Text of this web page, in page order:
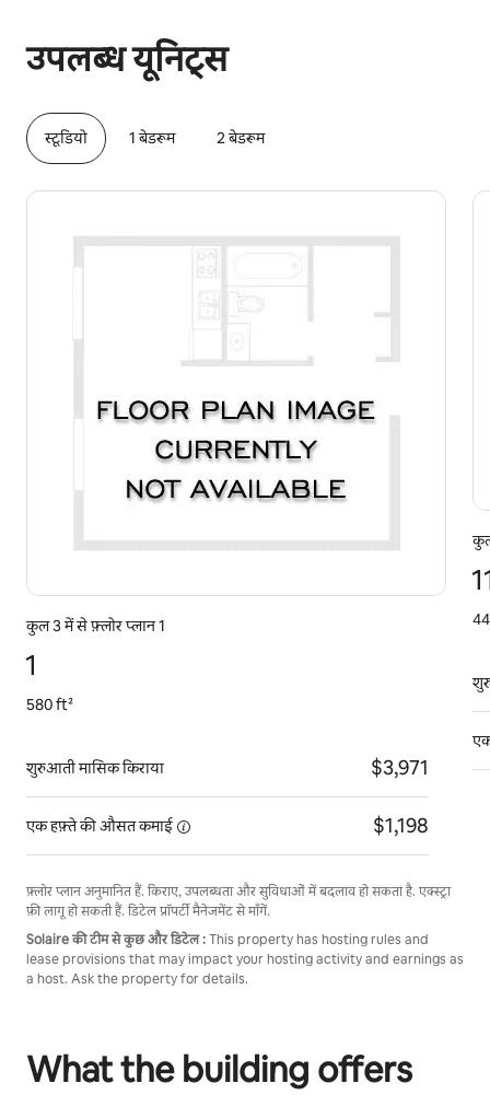
उपलब्ध यूनिट्स
स्टूडियो 1 बेडरूम 2 बेडरूम
कुल 3 में से फ़्लोर प्लान 1
1
580 ft²
शुरुआती मासिक किराया $3,971
एक हफ़्ते की औसतकमाई $1,198
फ़्लोर प्लान अनुमानित हैं. किराए, उपलब्धता और सुविधाओं में बदलाव हो सकता है. एक्स्ट्रा
फ़ी लागू हो सकती हैं. डिटेल प्रॉपर्टी मैनेजमेंट से माँगें.
Solaire की टीम से कुछ और डिटेल :This property has hosting rules and
lease provisions that may impact your hosting activity and earnings as
a host. Ask the property for details.
What the building offers